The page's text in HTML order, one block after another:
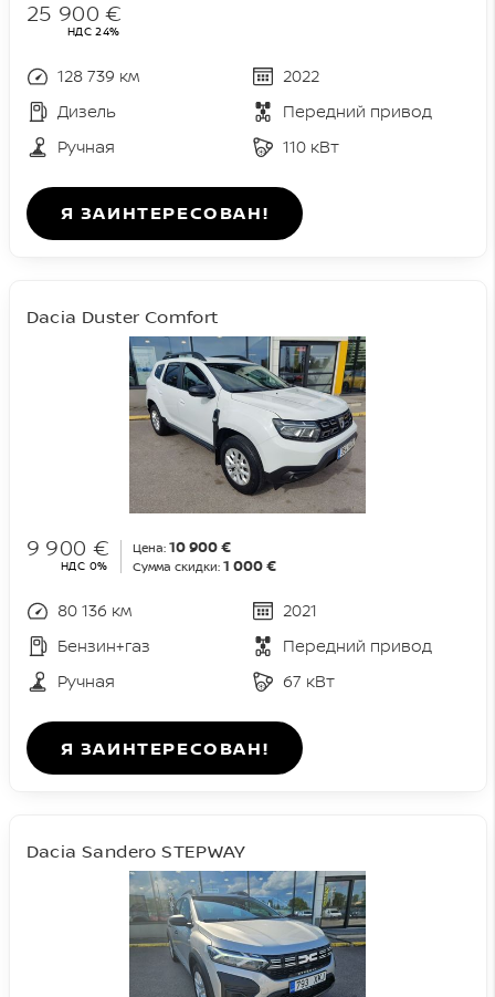
25 900 €
НДС 24%
128 739 км
2022
Дизель
Передний привод
Ручная
110 кВт
Я ЗАИНТЕРЕСОВАН!
Dacia Duster Comfort
9 900 €
НДС 0%
Цена: 10 900 €
Сумма скидки: 1 000 €
80 136 км
2021
Бензин+газ
Передний привод
Ручная
67 кВт
Я ЗАИНТЕРЕСОВАН!
Dacia Sandero STEPWAY